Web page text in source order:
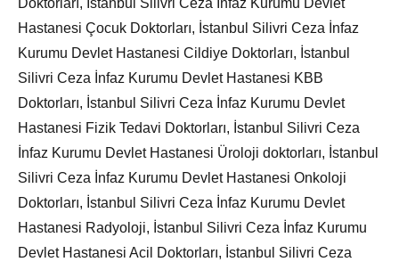
Doktorları, İstanbul Silivri Ceza İnfaz Kurumu Devlet
Hastanesi Çocuk Doktorları, İstanbul Silivri Ceza İnfaz
Kurumu Devlet Hastanesi Cildiye Doktorları, İstanbul
Silivri Ceza İnfaz Kurumu Devlet Hastanesi KBB
Doktorları, İstanbul Silivri Ceza İnfaz Kurumu Devlet
Hastanesi Fizik Tedavi Doktorları, İstanbul Silivri Ceza
İnfaz Kurumu Devlet Hastanesi Üroloji doktorları, İstanbul
Silivri Ceza İnfaz Kurumu Devlet Hastanesi Onkoloji
Doktorları, İstanbul Silivri Ceza İnfaz Kurumu Devlet
Hastanesi Radyoloji, İstanbul Silivri Ceza İnfaz Kurumu
Devlet Hastanesi Acil Doktorları, İstanbul Silivri Ceza